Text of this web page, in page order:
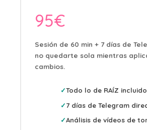
95€
Sesión de 60 min + 7 días de
no quedarte sola mientras
cambios.
Todo lo de RAÍZ incluido
7 días de Telegram
Análisis de vídeos de